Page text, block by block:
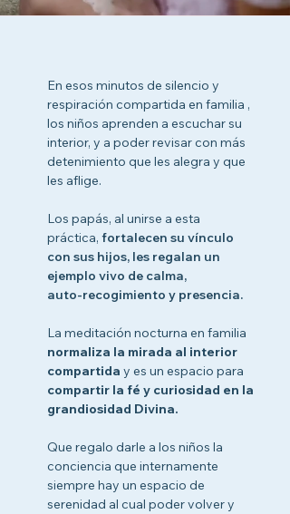
En esos minutos de silencio y
respiración compartida en familia ,
los niños aprenden a escuchar su
interior, y a poder revisar con más
detenimiento que les alegra y que
les aflige.
Los papás, al unirse a esta
práctica, fortalecen su vínculo
con sus hijos, les regalan un
ejemplo vivo de calma,
auto-recogimiento y presencia.
La meditación nocturna en familia
normaliza la mirada al interior
compartida y es un espacio para
compartir la fé y curiosidad en la
grandiosidad Divina.
Que regalo darle a los niños la
conciencia que internamente
siempre hay un espacio de
serenidad al cual poder volver y